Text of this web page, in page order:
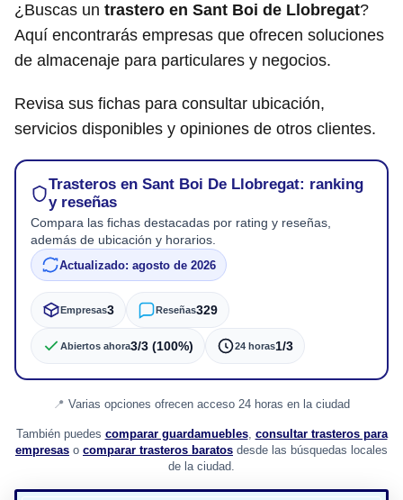
¿Buscas un trastero en Sant Boi de Llobregat?
Aquí encontrarás empresas que ofrecen soluciones
de almacenaje para particulares y negocios.
Revisa sus fichas para consultar ubicación,
servicios disponibles y opiniones de otros clientes.
Trasteros en Sant Boi De Llobregat: ranking
y reseñas
Compara las fichas destacadas por rating y reseñas,
además de ubicación y horarios.
Actualizado: agosto de 2026
Empresas3 Reseñas329
Abiertos ahora3/3 (100%) 24 horas1/3
Varias opciones ofrecen acceso 24 horas en la ciudad
También puedes comparar guardamuebles, consultar trasteros para
empresas o comparar trasteros baratos desde las búsquedas locales
de la ciudad.